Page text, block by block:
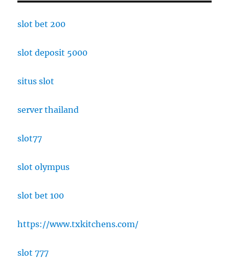
slot bet 200
slot deposit 5000
situs slot
server thailand
slot77
slot olympus
slot bet 100
https://www.txkitchens.com/
slot 777